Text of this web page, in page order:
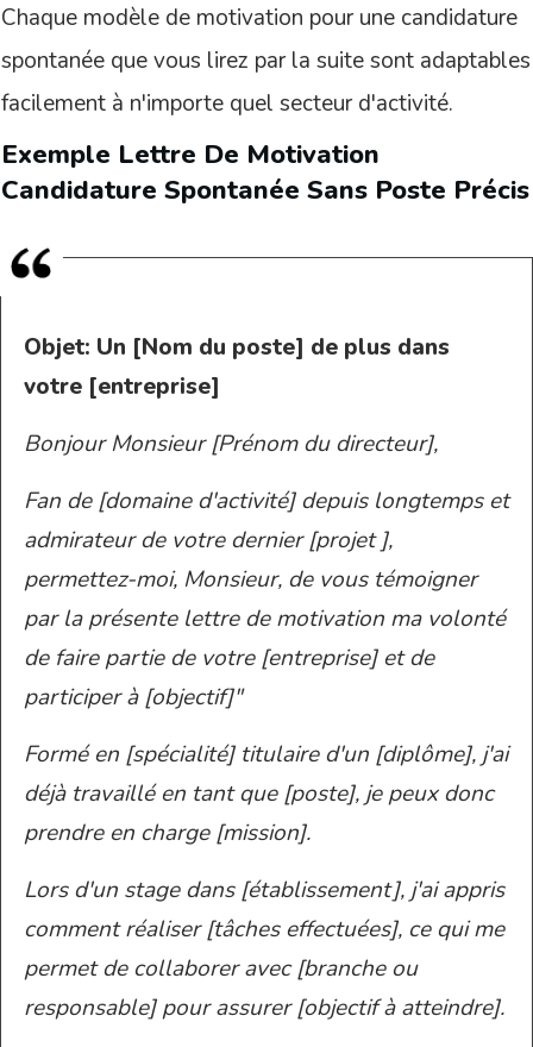
Chaque modèle de motivation pour une candidature
spontanée que vous lirez par la suite sont adaptables
facilement à n'importe quel secteur d'activité.
Exemple Lettre De Motivation
Candidature Spontanée Sans Poste Précis
Objet: Un [Nom du poste] de plus dans
votre [entreprise]
Bonjour Monsieur [Prénom du directeur],
Fan de [domaine d'activité] depuis longtemps et
admirateur de votre dernier [projet ],
permettez-moi, Monsieur, de vous témoigner
par la présente lettre de motivation ma volonté
de faire partie de votre [entreprise] et de
participer à [objectif]"
Formé en [spécialité] titulaire d'un [diplôme], j'ai
déjà travaillé en tant que [poste], je peux donc
prendre en charge [mission].
Lors d'un stage dans [établissement], j'ai appris
comment réaliser [tâches effectuées], ce qui me
permet de collaborer avec [branche ou
responsable] pour assurer [objectif à atteindre].